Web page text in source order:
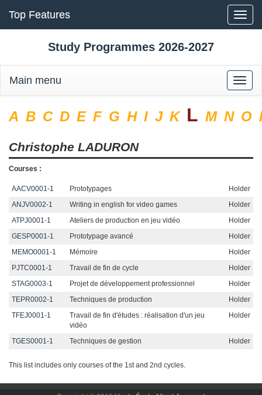
Toggle
Top Features
Study Programmes 2026-2027
Toggle
Main menu
A B C D E F G H I J K L M N O
Christophe LADURON
Courses :
AACV0001-1 Prototypages
Holder
ANJV0002-1
Writing in english for video games
Holder
ATPJ0001-1
Ateliers de production en jeu vidéo
Holder
GESP0001-1
Prototypage avancé
Holder
MEMO0001-1
Mémoire
Holder
PJTC0001-1
Travail de fin de cycle
Holder
STAG0003-1
Projet de développement professionnel
Holder
TEPR0002-1
Techniques de production
Holder
TFEJ0001-1
Travail de fin d'études : réalisation d'un jeu
vidéo
Holder
TGES0001-1 Techniques de gestion Holder
This list includes only courses of the 1st and 2nd cycles.